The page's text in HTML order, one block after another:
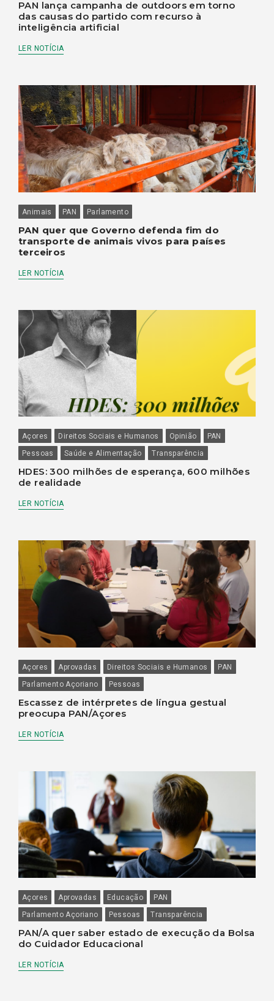
PAN lança campanha de outdoors em torno
das causas do partido com recurso à
inteligência artificial
LER NOTÍCIA
Animais PAN Parlamento
PAN quer que Governo defenda fim do
transporte de animais vivos para países
terceiros
LER NOTÍCIA
Açores Direitos Sociais e Humanos Opinião
PAN
Pessoas
Saúde e Alimentação Transparência
HDES: 300 milhões de esperança, 600 milhões
de realidade
LER NOTÍCIA
Açores Aprovadas Direitos Sociais e Humanos
PAN
Parlamento Açoriano
Pessoas
Escassez de intérpretes de língua gestual
preocupa PAN/Açores
LER NOTÍCIA
Açores Aprovadas Educação
PAN
Parlamento Açoriano
Pessoas Transparência
PAN/A quer saber estado de execução da Bolsa
do Cuidador Educacional
LER NOTÍCIA